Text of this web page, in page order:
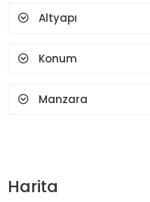
Altyapı
Konum
Manzara
Harita